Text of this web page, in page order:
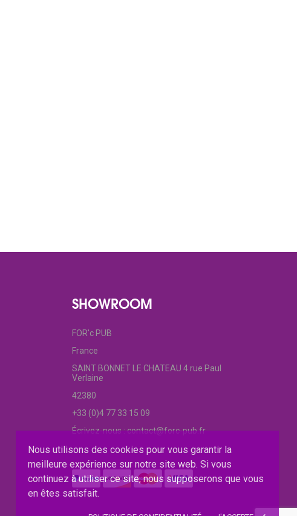
Nous utilisons des cookies pour vous garantir la
meilleure expérience sur notre site web. Si vous
continuez à utiliser ce site, nous supposerons que vous
en êtes satisfait.
SHOWROOM
FOR'c PUB
France
SAINT BONNET LE CHATEAU 4 rue Paul
Verlaine
42380
+33 (0)4 77 33 15 09
Écrivez-nous :contact@forc-pub.fr